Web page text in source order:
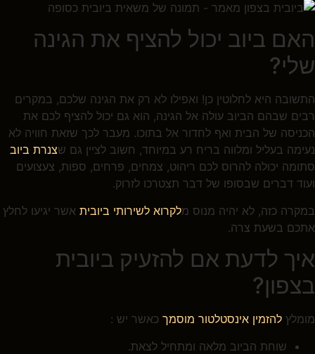
האם ביוב יכול להציף את הגינה
שלי?
התשובה היא לחלוטין כן! ואפילו לא רק את הגינה שלכם, במקרים
רבים שבהם הביוב עולה אל הגינה, הוא גם יכול להציף לכם את
הכניסה של הבית ואף לחדור אל בתוכו. מעבר לכך שזאת חוויה לא
נעימה בעליל ומלווה בריח רע במיוחד, חשוב לציין גם שצנרת ביוב
סתומה יכולה להרוס לכם ריהוט, צמחים, פרחים, ספות, צעצועים
ועוד דברים שבסופו של דבר תצטרכו לזרוק.
במקרה כזה, לא יהיה מנוס מלקרוא לשירותי ביובית אשר יגיעו לחלץ
אתכם בשעת צרה.
איך לדעת אם להזעיק ביובית
בצפון?
מומלץ להזמין אינסטלטור מוסמך כאשר יש :
שוחת הביוב מלאה ומתחיל לצאת.